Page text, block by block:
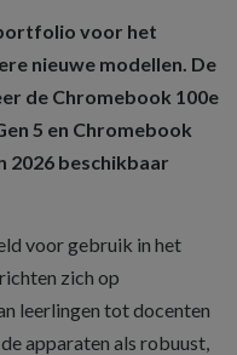
voor het
nieuwe modellen. De
de Chromebook 100e
5 en Chromebook
2026 beschikbaar
voor gebruik in het
zich op
leerlingen tot docenten
apparaten als robuust,